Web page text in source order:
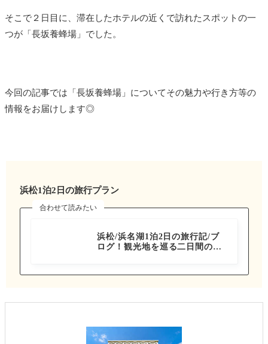
そこで２日目に、滞在したホテルの近くで訪れたスポットの一
つが「長坂養蜂場」でした。
今回の記事では「長坂養蜂場」についてその魅力や行き方等の
情報をお届けします◎
浜松1泊2日の旅行プラン
合わせて読みたい
浜松/浜名湖1泊2日の旅行記/ブ
ログ！観光地を巡る二日間のモ